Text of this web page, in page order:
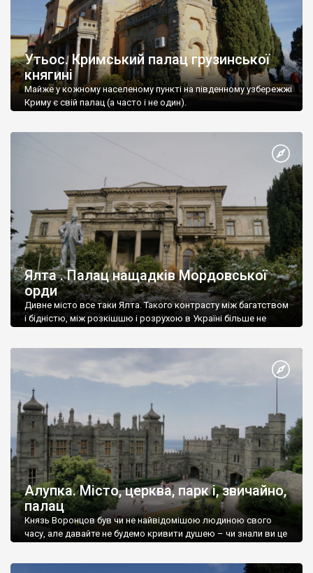
Утьос. Кримський палац грузинської
княгині
Майже у кожному населеному пункті на південному узбережжі
Криму є свій палац (а часто і не один).
Ялта . Палац нащадків Мордовської
орди
Дивне місто все таки Ялта. Такого контрасту між багатством
і бідністю, між розкішшю і розрухою в Україні більше не
Алупка. Місто, церква, парк і, звичайно,
палац
Князь Воронцов був чи не найвідомішою людиною свого
часу, але давайте не будемо кривити душею – чи знали ви це